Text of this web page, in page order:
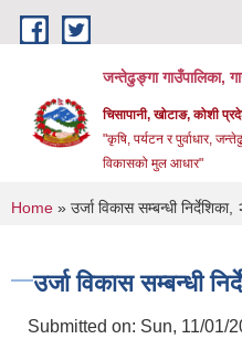
Skip to main content
जन्तेढुङ्गा गाउँपालिका,
चिसापानी, खोटाङ, कोशी
"कृषि, पर्यटन र पुर्वाधार,
विकासको मुल आधार"
You are here
Home » उर्जा विकास सम्बन्धी
उर्जा विकास सम्बन्धी
Submitted on: Sun, 11/01/